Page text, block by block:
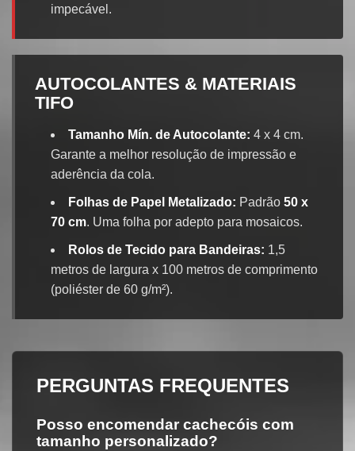
impecável.
AUTOCOLANTES & MATERIAIS
TIFO
Tamanho Mín. de Autocolante: 4 x 4 cm.
Garante a melhor resolução de impressão e
aderência da cola.
Folhas de Papel Metalizado: Padrão 50 x
70 cm. Uma folha por adepto para mosaicos.
Rolos de Tecido para Bandeiras: 1,5
metros de largura x 100 metros de comprimento
(poliéster de 60 g/m²).
PERGUNTAS FREQUENTES
Posso encomendar cachecóis com
tamanho personalizado?